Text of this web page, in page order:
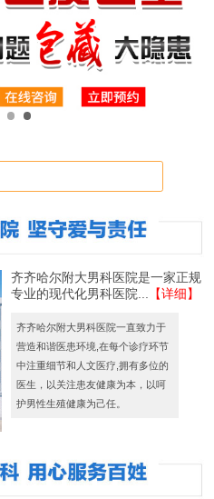
齐齐哈尔附大男科医院是一家正规
专业的现代化男科医院...
【详细】
齐齐哈尔附大男科医院一直致力于
营造和谐医患环境,在每个诊疗环节
中注重细节和人文医疗,拥有多位的
医生，以关注患友健康为本，以呵
护男性生殖健康为己任。